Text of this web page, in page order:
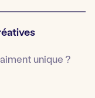
unique ?